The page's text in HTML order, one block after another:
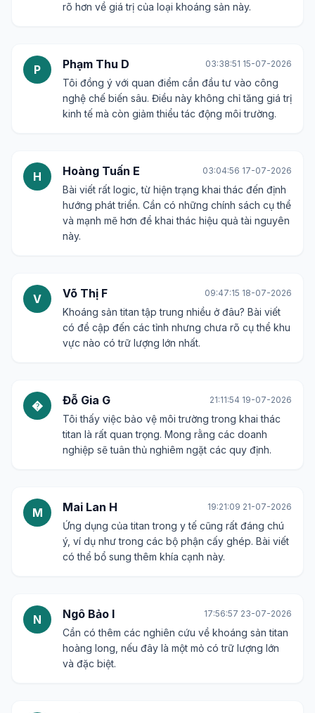
rõ hơn về giá trị của loại khoáng sản này.
P Phạm Thu D 03:38:51 15-07-2026
Tôi đồng ý với quan điểm cần đầu tư vào công
nghệ chế biến sâu. Điều này không chỉ tăng giá trị
kinh tế mà còn giảm thiểu tác động môi trường.
H Hoàng Tuấn E 03:04:56 17-07-2026
Bài viết rất logic, từ hiện trạng khai thác đến định
hướng phát triển. Cần có những chính sách cụ thể
và mạnh mẽ hơn để khai thác hiệu quả tài nguyên
này.
V Võ Thị F 09:47:15 18-07-2026
Khoáng sản titan tập trung nhiều ở đâu? Bài viết
có đề cập đến các tỉnh nhưng chưa rõ cụ thể khu
vực nào có trữ lượng lớn nhất.
� Đỗ Gia G 21:11:54 19-07-2026
Tôi thấy việc bảo vệ môi trường trong khai thác
titan là rất quan trọng. Mong rằng các doanh
nghiệp sẽ tuân thủ nghiêm ngặt các quy định.
M Mai Lan H 19:21:09 21-07-2026
Ứng dụng của titan trong y tế cũng rất đáng chú
ý, ví dụ như trong các bộ phận cấy ghép. Bài viết
có thể bổ sung thêm khía cạnh này.
N Ngô Bảo I 17:56:57 23-07-2026
Cần có thêm các nghiên cứu về khoáng sản titan
hoàng long, nếu đây là một mỏ có trữ lượng lớn
và đặc biệt.